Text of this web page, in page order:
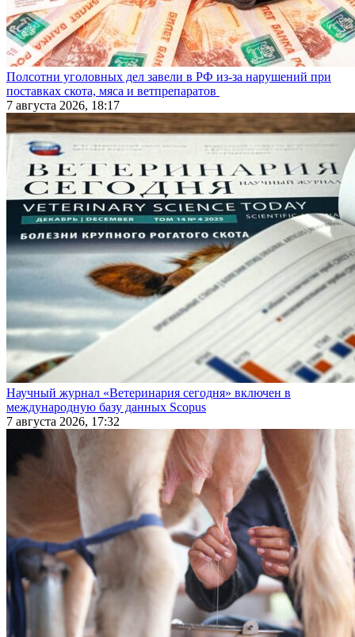
Полсотни уголовных дел завели в РФ из-за нарушений при
поставках скота, мяса и ветпрепаратов
7 августа 2026, 18:17
Научный журнал «Ветеринария сегодня» включен в
международную базу данных Scopus
7 августа 2026, 17:32